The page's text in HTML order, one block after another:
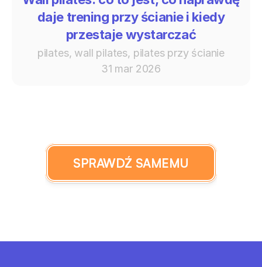
daje trening przy ścianie i kiedy
przestaje wystarczać
pilates, wall pilates, pilates przy ścianie
31 mar 2026
SPRAWDŹ SAMEMU